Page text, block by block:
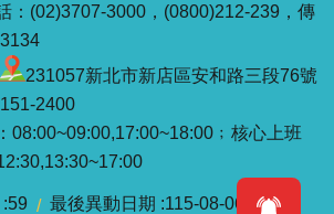
：(02)3707-3000，(0800)212-239，傳
231057新北市新店區安和路三段76號
2400
08:00~09:00,17:00~18:00﹔核心上班
59 最後異動日期 115-08-06